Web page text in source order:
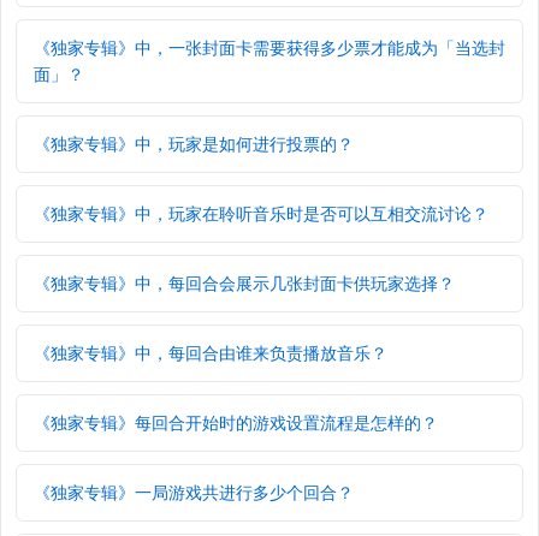
《独家专辑》中，一张封面卡需要获得多少票才能成为「当选封
面」？
《独家专辑》中，玩家是如何进行投票的？
《独家专辑》中，玩家在聆听音乐时是否可以互相交流讨论？
《独家专辑》中，每回合会展示几张封面卡供玩家选择？
《独家专辑》中，每回合由谁来负责播放音乐？
《独家专辑》每回合开始时的游戏设置流程是怎样的？
《独家专辑》一局游戏共进行多少个回合？